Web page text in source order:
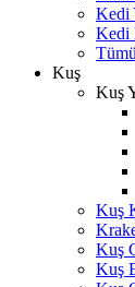
Kedi
Kedi
Kuş
Kuş
Kuş
Kuş
Kuş